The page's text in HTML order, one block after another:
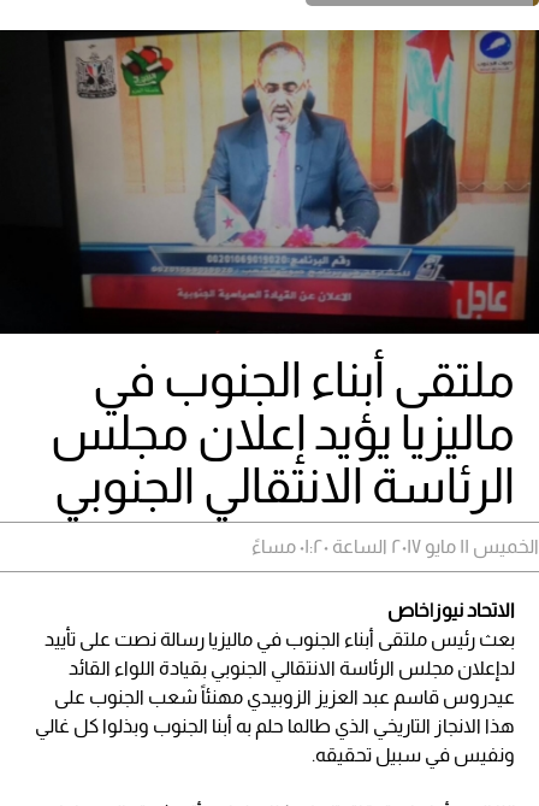
ملتقى أبناء الجنوب في
ماليزيا يؤيد إعلان مجلس
الرئاسة الانتقالي الجنوبي
الخميس ١١ مايو ٢٠١٧ الساعة ٠١:٢٠ مساءً
الاتحاد نيوز|خاص
بعث رئيس ملتقى أبناء الجنوب في ماليزيا رسالة نصت على تأييد
لدإعلان مجلس الرئاسة الانتقالي الجنوبي بقيادة اللواء القائد
عيدروس قاسم عبد العزيز الزوبيدي مهنئاً شعب الجنوب على
هذا الانجاز التاريخي الذي طالما حلم به أبنا الجنوب وبذلوا كل غالي
ونفيس في سبيل تحقيقه.